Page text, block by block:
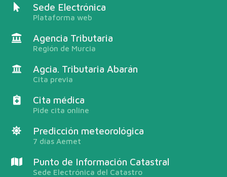
Sede Electrónica
Plataforma web
Agencia Tributaria
Región de Murcia
Agcia. Tributaria Abarán
Cita previa
Cita médica
Pide cita online
Predicción meteorológica
7 días Aemet
Punto de Información Catastral
Sede Electrónica del Catastro